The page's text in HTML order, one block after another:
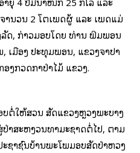
ຳນວນ 2 ໂຕເພດຜູ້ ແລະ ເພດແມ່
ດ, ກ່າວມອບໂດຍ ທ່ານ ພີມພອນ
ເມືອງ ປະທຸມພອນ, ແຂວງຈຳປາ
ງກວດກາປ່າໄມ້ ແຂວງ.
ຕໍ່ໃຫ້ສວນ ສັດແຂວງຫຼວງພະບາງ
າສະຫງວນທຳມະຊາດຕໍ່ໄປ, ຕາມ
ຊາຊົນ​ບ້ານ​ພະ​ໂພ​ມອບ​ສັດປ່າ​ຫວງ​